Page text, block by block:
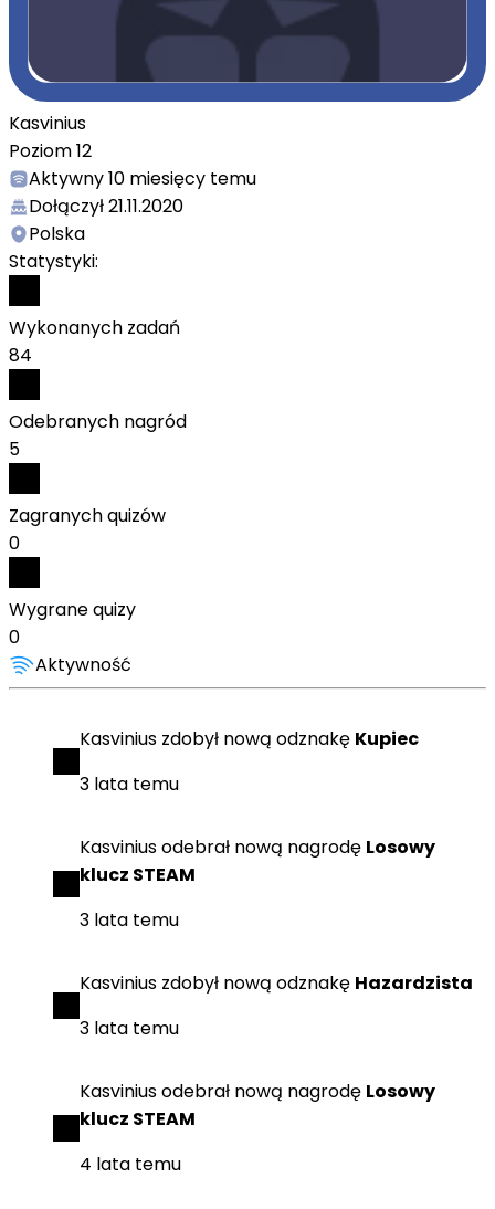
Kasvinius
Poziom12
Aktywny10 miesięcy temu
Dołączył21.11.2020
Polska
Statystyki:
Wykonanych zadań
84
Odebranych nagród
5
Zagranych quizów
0
Wygrane quizy
0
Aktywność
Kasvinius zdobył nową odznakę Kupiec
3 lata temu
Kasviniusodebrał nową nagrodę Losowy
klucz STEAM
3 lata temu
Kasvinius zdobył nową odznakę Hazardzista
3 lata temu
Kasviniusodebrał nową nagrodę Losowy
klucz STEAM
4 lata temu